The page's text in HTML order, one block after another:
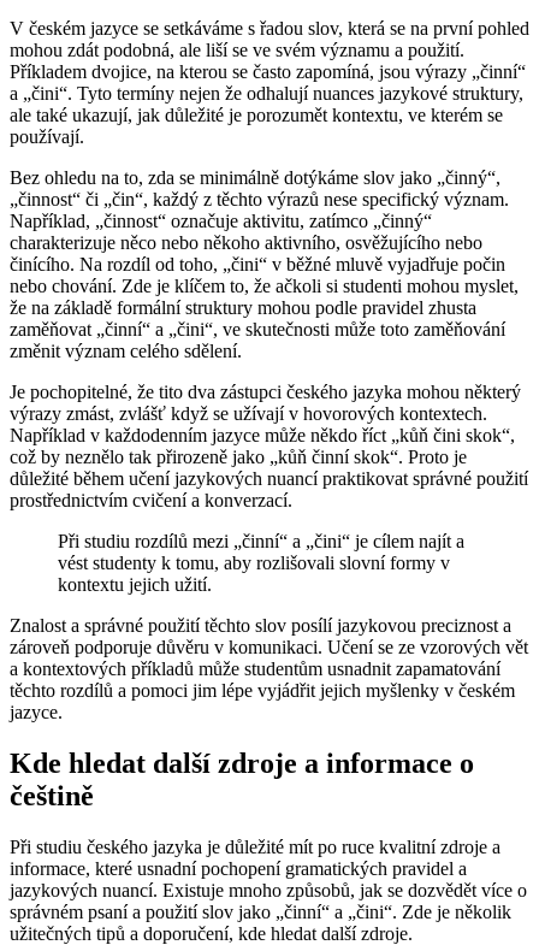
V českém jazyce se setkáváme s řadou slov, která se na první pohled
mohou zdát podobná, ale liší se ve svém významu a použití.
Příkladem dvojice, na kterou se často zapomíná, jsou výrazy „činní“
a „čini“. Tyto termíny nejen že odhalují nuances jazykové struktury,
ale také ukazují, jak důležité je porozumět kontextu, ve kterém se
používají.
Bez ohledu na to, zda se minimálně dotýkáme slov jako „činný“,
„činnost“ či „čin“, každý z těchto výrazů nese specifický význam.
Například, „činnost“ označuje aktivitu, zatímco „činný“
charakterizuje něco nebo někoho aktivního, osvěžujícího nebo
činícího. Na rozdíl od toho, „čini“ v běžné mluvě vyjadřuje počin
nebo chování. Zde je klíčem to, že ačkoli si studenti mohou myslet,
že na základě formální struktury mohou podle pravidel zhusta
zaměňovat „činní“ a „čini“, ve skutečnosti může toto zaměňování
změnit význam celého sdělení.
Je pochopitelné, že tito dva zástupci českého jazyka mohou některý
výrazy zmást, zvlášť když se užívají v hovorových kontextech.
Například v každodenním jazyce může někdo říct „kůň čini skok“,
což by neznělo tak přirozeně jako „kůň činní skok“. Proto je
důležité během učení jazykových nuancí praktikovat správné použití
prostřednictvím cvičení a konverzací.
Při studiu rozdílů mezi „činní“ a „čini“ je cílem najít a
vést studenty k tomu, aby rozlišovali slovní formy v
kontextu jejich užití.
Znalost a správné použití těchto slov posílí jazykovou preciznost a
zároveň podporuje důvěru v komunikaci. Učení se ze vzorových vět
a kontextových příkladů může studentům usnadnit zapamatování
těchto rozdílů a pomoci jim lépe vyjádřit jejich myšlenky v českém
jazyce.
Kde hledat další zdroje a informace o
češtině
Při studiu českého jazyka je důležité mít po ruce kvalitní zdroje a
informace, které usnadní pochopení gramatických pravidel a
jazykových nuancí. Existuje mnoho způsobů, jak se dozvědět více o
správném psaní a použití slov jako „činní“ a „čini“. Zde je několik
užitečných tipů a doporučení, kde hledat další zdroje.